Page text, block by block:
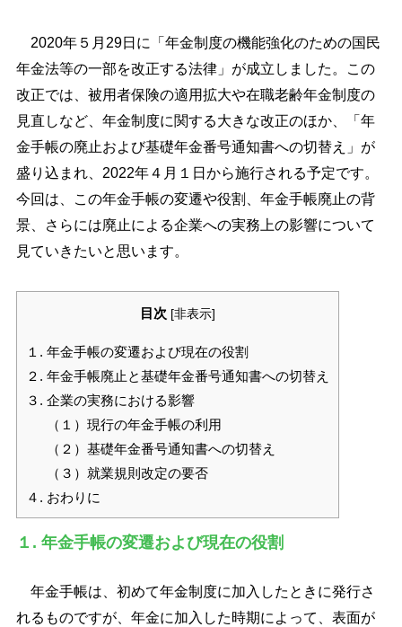
2020年５月29日に「年金制度の機能強化のための国民
年金法等の一部を改正する法律」が成立しました。この
改正では、被用者保険の適用拡大や在職老齢年金制度の
見直しなど、年金制度に関する大きな改正のほか、「年
金手帳の廃止および基礎年金番号通知書への切替え」が
盛り込まれ、2022年４月１日から施行される予定です。
今回は、この年金手帳の変遷や役割、年金手帳廃止の背
景、さらには廃止による企業への実務上の影響について
見ていきたいと思います。
目次 [非表示]
１. 年金手帳の変遷および現在の役割
２. 年金手帳廃止と基礎年金番号通知書への切替え
３. 企業の実務における影響
（１）現行の年金手帳の利用
（２）基礎年金番号通知書への切替え
（３）就業規則改定の要否
４. おわりに
１. 年金手帳の変遷および現在の役割
年金手帳は、初めて年金制度に加入したときに発行さ
れるものですが、年金に加入した時期によって、表面が